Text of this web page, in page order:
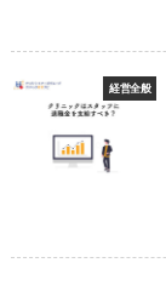
経営全般